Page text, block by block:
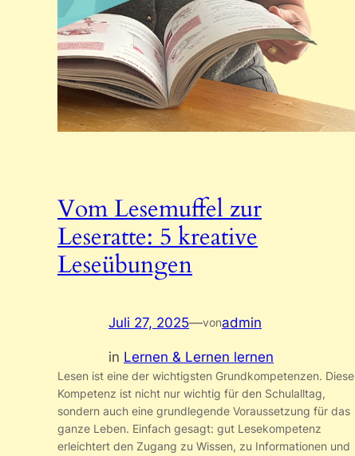
Vom Lesemuffel zur
Leseratte: 5 kreative
Leseübungen
Juli 27, 2025—vonadmin
in Lernen & Lernen lernen
Lesen ist eine der wichtigsten Grundkompetenzen. Diese
Kompetenz ist nicht nur wichtig für den Schulalltag,
sondern auch eine grundlegende Voraussetzung für das
ganze Leben. Einfach gesagt: gut Lesekompetenz
erleichtert den Zugang zu Wissen, zu Informationen und